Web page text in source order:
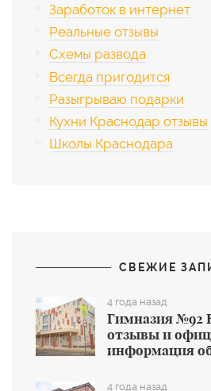
Заработок в интернет
Реальные отзывы
Схемы развода
Всегда пригодится
Разыгрываю подарки
Кухни Краснодар отзывы
Школы Краснодара
СВЕЖИЕ
4 года назад
Гимназия №92
отзывы и
информация
4 года назад